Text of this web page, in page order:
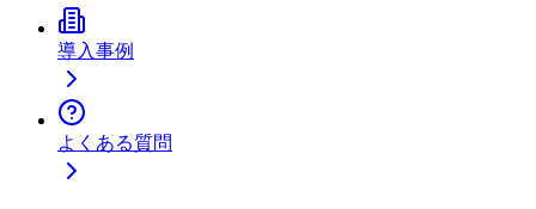
導入事例
よくある質問